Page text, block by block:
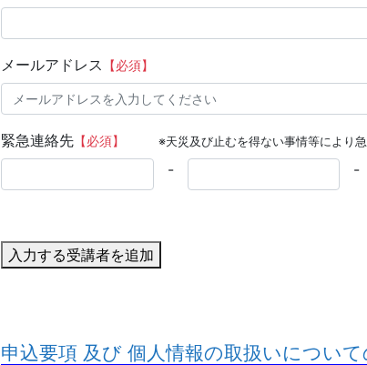
メールアドレス 【必須】
緊急連絡先 【必須】 ※天災及び止むを得ない事情等により
- -
入力する受講者を追加
申込要項 及び 個人情報の取扱いについ